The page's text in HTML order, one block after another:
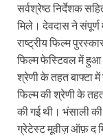
सर्वश्रेष्ठ निर्देशक
मिले। देवदास ने संपूर्ण
राष्ट्रीय फिल्म
फिल्म फेस्टिवल में हुआ
श्रेणी के तहत बाफ्टा में
फिल्म की श्रेणी के
की गई थी। भंसाली
ग्रेटेस्ट मूवीज़ ऑफ़ द